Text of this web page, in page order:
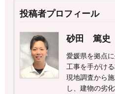
投稿者プロフィール
砂田 篤史
愛媛県を拠点
工事を手がけ
現地調査から
し、建物の劣